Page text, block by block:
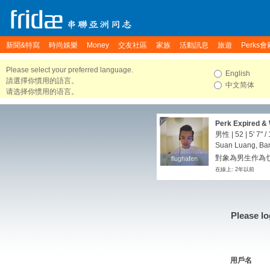
新聞&特寫 時尚娛樂 Money 交友社區 家族 活動訊息 旅遊 Perks會
Please select your preferred language.
請選擇你慣用的語言。
请选择你惯用的语言。
English
中文简体
flughafen
flughafen
Perk Expired &
someone who
男性 | 52 | 5' 7" /
Suan Luang,
對象為男生作為
在線上: 2年以前
Please
用戶名